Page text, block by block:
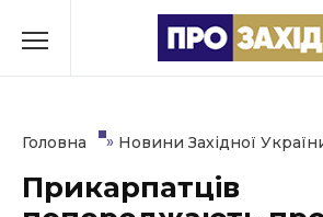
до
Головна » Новини Західної
Прикарпатців